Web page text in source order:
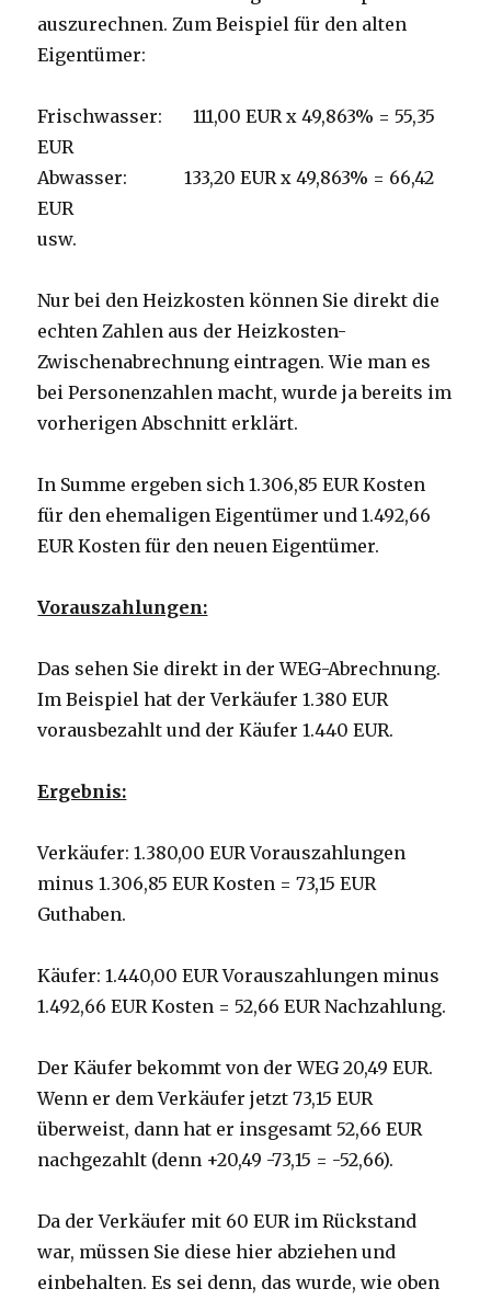
auszurechnen. Zum Beispiel für den alten
Eigentümer:
Frischwasser: 111,00 EUR x 49,863% = 55,35
EUR
Abwasser: 133,20 EUR x 49,863% = 66,42
EUR
usw.
Nur bei den Heizkosten können Sie direkt die
echten Zahlen aus der Heizkosten-
Zwischenabrechnung eintragen. Wie man es
bei Personenzahlen macht, wurde ja bereits im
vorherigen Abschnitt erklärt.
In Summe ergeben sich 1.306,85 EUR Kosten
für den ehemaligen Eigentümer und 1.492,66
EUR Kosten für den neuen Eigentümer.
Vorauszahlungen:
Das sehen Sie direkt in der WEG-Abrechnung.
Im Beispiel hat der Verkäufer 1.380 EUR
vorausbezahlt und der Käufer 1.440 EUR.
Ergebnis:
Verkäufer: 1.380,00 EUR Vorauszahlungen
minus 1.306,85 EUR Kosten = 73,15 EUR
Guthaben.
Käufer: 1.440,00 EUR Vorauszahlungen minus
1.492,66 EUR Kosten = 52,66 EUR Nachzahlung.
Der Käufer bekommt von der WEG 20,49 EUR.
Wenn er dem Verkäufer jetzt 73,15 EUR
überweist, dann hat er insgesamt 52,66 EUR
nachgezahlt (denn +20,49 -73,15 = -52,66).
Da der Verkäufer mit 60 EUR im Rückstand
war, müssen Sie diese hier abziehen und
einbehalten. Es sei denn, das wurde, wie oben